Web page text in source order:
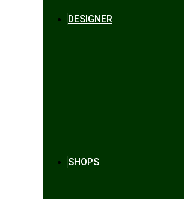
DESIGNER
SHOPS